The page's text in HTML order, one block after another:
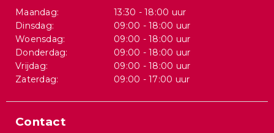
Maandag:
13:30 - 18:00 uur
Dinsdag:
09:00 - 18:00 uur
Woensdag:
09:00 - 18:00 uur
Donderdag:
09:00 - 18:00 uur
Vrijdag:
09:00 - 18:00 uur
Zaterdag:
09:00 - 17:00 uur
Contact